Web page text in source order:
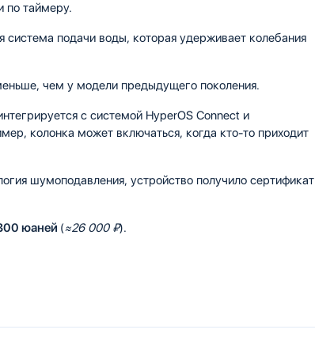
по таймеру.
система подачи воды, которая удерживает колебания
чем у модели предыдущего поколения.
с системой HyperOS Connect и
колонка может включаться, когда кто-то приходит
шумоподавления, устройство получило сертификат
юаней (≈26 000 ₽).